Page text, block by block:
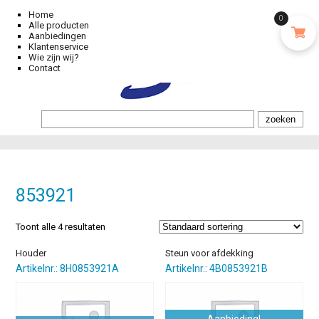
Home
Alle producten
Aanbiedingen
Klantenservice
Wie zijn wij?
Contact
853921
Toont alle 4 resultaten
Houder
Artikelnr.: 8H0853921A
Steun voor afdekking
Artikelnr.: 4B0853921B
0